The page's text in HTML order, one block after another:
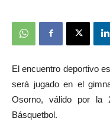
El encuentro deportivo
será jugado en el
Osorno, válido por la
Básquetbol.